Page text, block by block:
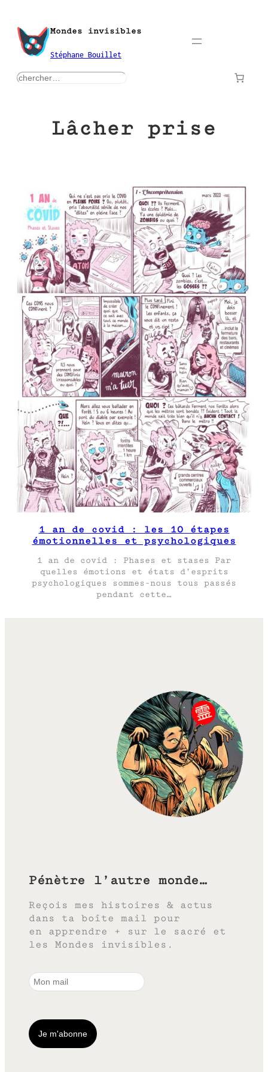
contenu
Mondes invisibles
Stéphane Bouillet
rechercher
Lâcher prise
1 an de covid : les 10 étapes
émotionnelles et psychologiques
1 an de covid : Phases et stases Par
quelles émotions et états d’esprits
psychologiques sommes-nous tous passés
pendant cette…
Pénètre l’autre monde…
Reçois mes histoires & actus
dans ta boîte mail pour
en apprendre + sur le sacré et
les Mondes invisibles.